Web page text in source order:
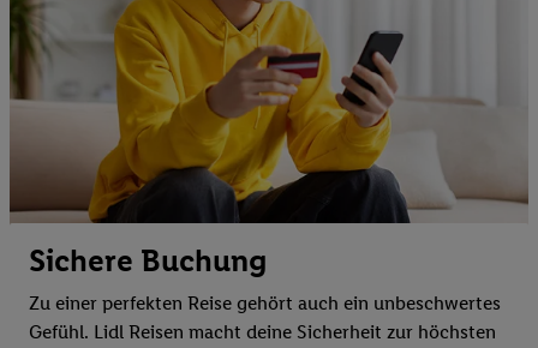
Sichere Buchung
Zu einer perfekten Reise gehört auch ein unbeschwertes
Gefühl. Lidl Reisen macht deine Sicherheit zur höchsten